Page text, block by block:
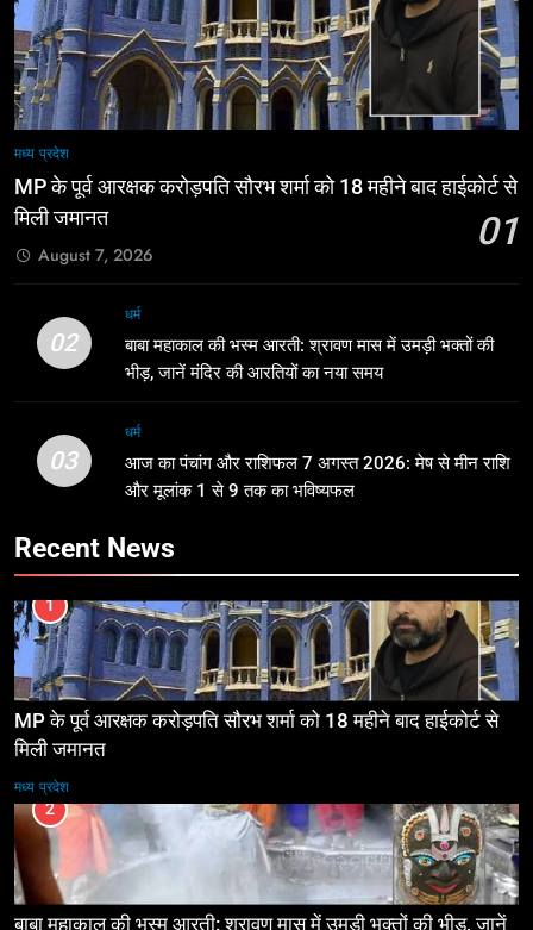
मध्य प्रदेश
MP के पूर्व आरक्षक करोड़पति सौरभ शर्मा को 18 महीने बाद हाईकोर्ट से
मिली जमानत
01
August 7, 2026
02
धर्म
बाबा महाकाल की भस्म आरती: श्रावण मास में उमड़ी भक्तों की
भीड़, जानें मंदिर की आरतियों का नया समय
03
धर्म
आज का पंचांग और राशिफल 7 अगस्त 2026: मेष से मीन राशि
और मूलांक 1 से 9 तक का भविष्यफल
Recent News
1
MP के पूर्व आरक्षक करोड़पति सौरभ शर्मा को 18 महीने बाद हाईकोर्ट से
मिली जमानत
मध्य प्रदेश
2
बाबा महाकाल की भस्म आरती: श्रावण मास में उमड़ी भक्तों की भीड़, जानें